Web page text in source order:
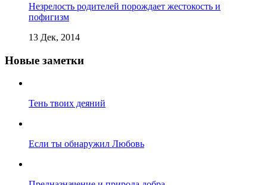
Незрелость родителей порождает жестокость и
пофигизм
13 Дек, 2014
Новые заметки
Тень твоих деяний
Если ты обнаружил Любовь